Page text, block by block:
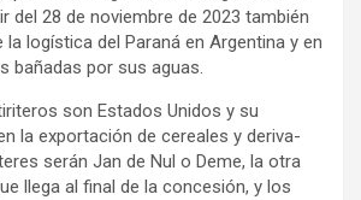
del 28 de noviem­bre de 2023 tam­bién
logís­tica del Paraná en Argen­tina y en
baña­das por sus aguas.
son Esta­dos Uni­dos y su
la expor­ta­ción de cerea­les y deri­va­
serán Jan de Nul o Deme, la otra
llega al final de la con­ce­sión, y los